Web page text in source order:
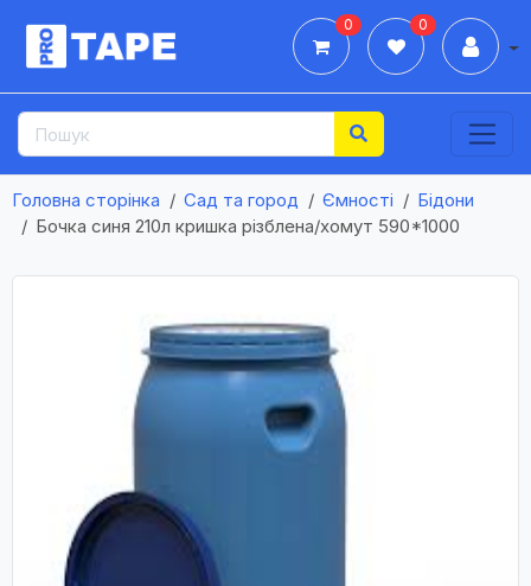
0 0
Головна сторінка Сад та город Ємності
Бідони
Бочка синя 210л кришка різблена/хомут 590*1000